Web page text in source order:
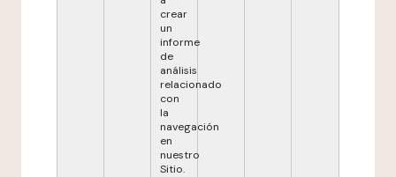
crear
un
informe
de
análisis
relacionado
con
la
navegación
en
nuestro
Sitio.